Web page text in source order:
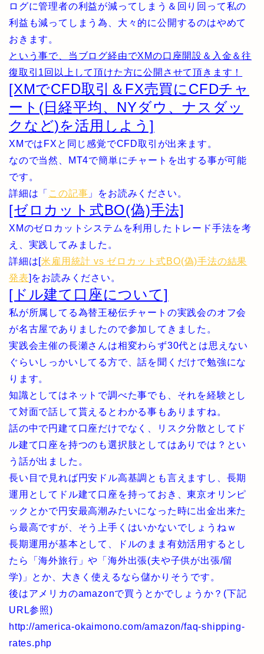
ログに管理者の利益が減ってしまう＆回り回って私の
利益も減ってしまう為、大々的に公開するのはやめて
おきます。
という事で、当ブログ経由でXMの口座開設＆入金＆往
復取引1回以上して頂けた方に公開させて頂きます！
[XMでCFD取引＆FX売買にCFDチャ
ート(日経平均、NYダウ、ナスダッ
クなど)を活用しよう]
XMではFXと同じ感覚でCFD取引が出来ます。
なので当然、MT4で簡単にチャートを出する事が可能
です。
詳細は「 この記事 」をお読みください。
[ゼロカット式BO(偽)手法]
XMのゼロカットシステムを利用したトレード手法を考
え、実践してみました。
詳細は[米雇用統計 vs ゼロカット式BO(偽)手法の結果
発表]をお読みください。
[ドル建て口座について]
私が所属してる為替王秘伝チャートの実践会のオフ会
が名古屋でありましたので参加してきました。
実践会主催の長瀬さんは相変わらず30代とは思えない
ぐらいしっかいしてる方で、話を聞くだけで勉強にな
ります。
知識としてはネットで調べた事でも、それを経験とし
て対面で話して貰えるとわかる事もありますね。
話の中で円建て口座だけでなく、リスク分散としてド
ル建て口座を持つのも選択肢としてはありでは？とい
う話が出ました。
長い目で見れば円安ドル高基調とも言えますし、長期
運用としてドル建て口座を持っておき、東京オリンピ
ックとかで円安最高潮みたいになった時に出金出来た
ら最高ですが、そう上手くはいかないでしょうねｗ
長期運用が基本として、ドルのまま有効活用するとし
たら「海外旅行」や「海外出張(夫や子供が出張/留
学)」とか、大きく使えるなら儲かりそうです。
後はアメリカのamazonで買うとかでしょうか？(下記
URL参照)
http://america-okaimono.com/amazon/faq-shipping-
rates.php